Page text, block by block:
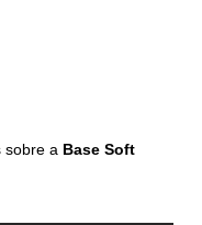
sobre a Base Soft